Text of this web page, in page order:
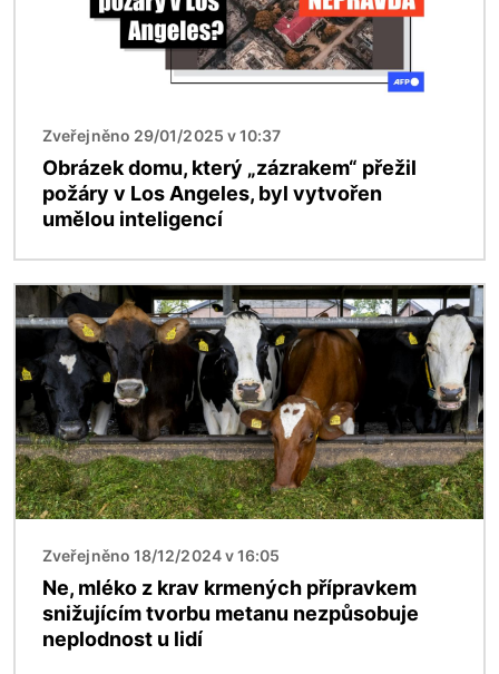
Zveřejněno 29/01/2025 v 10:37
Obrázek domu, který „zázrakem“ přežil
požáry v Los Angeles, byl vytvořen
umělou inteligencí
Obrázek
Zveřejněno 18/12/2024 v 16:05
Ne, mléko z krav krmených přípravkem
snižujícím tvorbu metanu nezpůsobuje
neplodnost u lidí